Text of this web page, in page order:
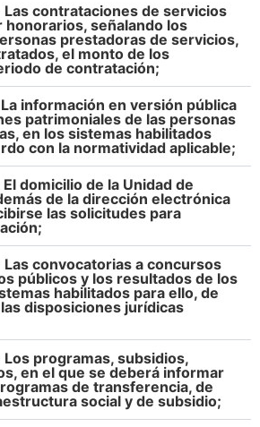
Las contrataciones de servicios
señalando los
prestadoras de servicios,
el monto de los
de contratación;
La información en versión pública
patrimoniales de las personas
en los sistemas habilitados
con la normatividad aplicable;
El domicilio de la Unidad de
de la dirección electrónica
las solicitudes para
Las convocatorias a concursos
públicos y los resultados de los
habilitados para ello, de
disposiciones jurídicas
Los programas, subsidios,
en el que se deberá informar
de transferencia, de
social y de subsidio;